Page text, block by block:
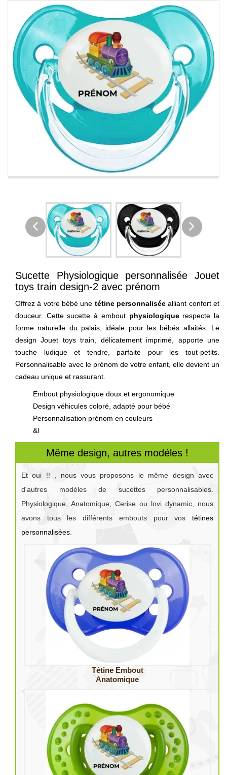
Sucette Physiologique personnalisée Jouet
toys train design-2 avec prénom
Offrez à votre bébé une tétine personnalisée alliant confort et
douceur. Cette sucette à embout physiologiquerespecte la
forme naturelle du palais, idéale pour les bébés allaités. Le
design Jouet toys train, délicatement imprimé, apporte une
touche ludique et tendre, parfaite pour les tout-petits.
Personnalisable avec le prénom de votre enfant, elle devient un
cadeau unique et rassurant.
Embout physiologique doux et ergonomique
Design véhicules coloré, adapté pour bébé
Personnalisation prénom en couleurs
&l
Même design, autres modéles !
Et oui !! , nous vous proposons le même design avec
d'autres modéles de sucettes personnalisables.
Physiologique, Anatomique, Cerise ou lovi dynamic, nous
avons tous les différents embouts pour vos tétines
personnalisées
Tétine Embout
Anatomique